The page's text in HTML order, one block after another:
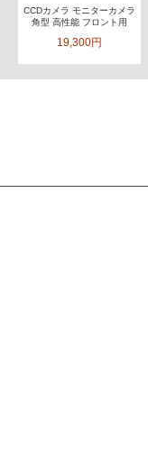
CCDカメラ モニターカメラ
角型 高性能 フロント用
19,300円